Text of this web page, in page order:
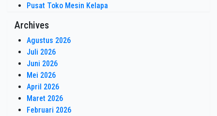
Pusat Toko Mesin Kelapa
Archives
Agustus 2026
Juli 2026
Juni 2026
Mei 2026
April 2026
Maret 2026
Februari 2026